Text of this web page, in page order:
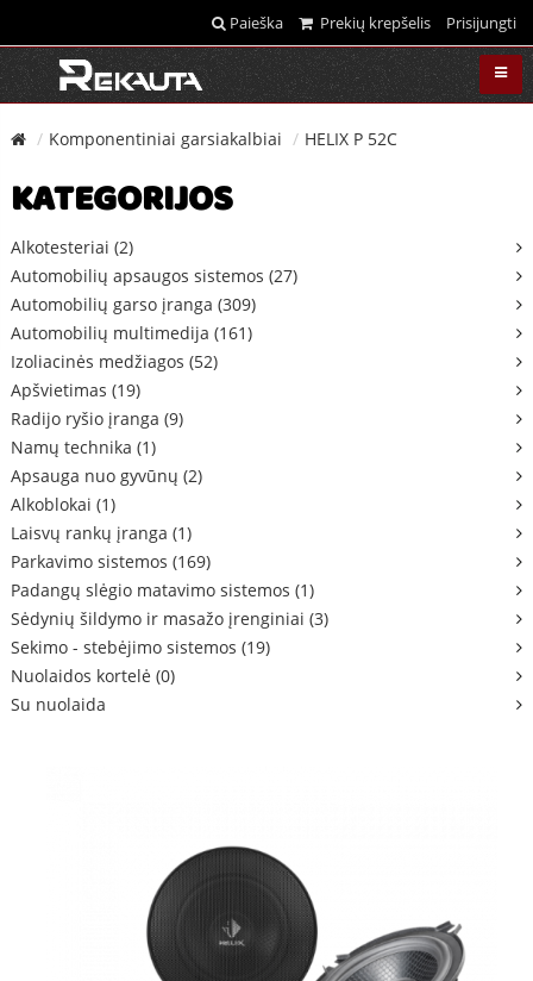
Paieška Prekių krepšelis Prisijungti
Komponentiniai garsiakalbiai HELIX P 52C
KATEGORIJOS
Alkotesteriai (2)
Automobilių apsaugos sistemos (27)
Automobilių garso įranga (309)
Automobilių multimedija (161)
Izoliacinės medžiagos (52)
Apšvietimas (19)
Radijo ryšio įranga (9)
Namų technika (1)
Apsauga nuo gyvūnų (2)
Alkoblokai (1)
Laisvų rankų įranga (1)
Parkavimo sistemos (169)
Padangų slėgio matavimo sistemos (1)
Sėdynių šildymo ir masažo įrenginiai (3)
Sekimo - stebėjimo sistemos (19)
Nuolaidos kortelė (0)
Su nuolaida